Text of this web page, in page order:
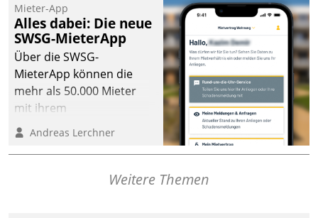
Mieter-App
Alles dabei: Die neue
SWSG-MieterApp
Über die SWSG-
MieterApp können die
mehr als 50.000 Mieter
mit ihrem
Wohnungsunternehmen
kommunizieren, auf dem
Laufenden bleiben, Daten
einsehen und ändern
Andreas Lerchner
Weitere Themen